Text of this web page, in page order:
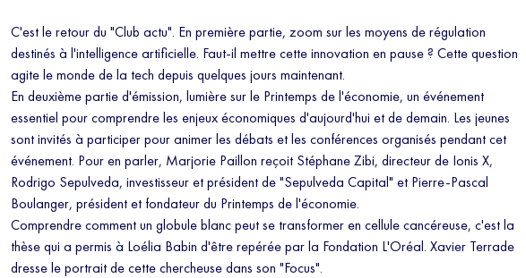
C'est le retour du "Club actu". En première partie, zoom sur les moyens de régulation
destinés à l'intelligence artificielle. Faut-il mettre cette innovation en pause ? Cette question
agite le monde de la tech depuis quelques jours maintenant.
En deuxième partie d'émission, lumière sur le Printemps de l'économie, un événement
essentiel pour comprendre les enjeux économiques d'aujourd'hui et de demain. Les jeunes
sont invités à participer pour animer les débats et les conférences organisés pendant cet
événement. Pour en parler, Marjorie Paillon reçoit Stéphane Zibi, directeur de Ionis X,
Rodrigo Sepulveda, investisseur et président de "Sepulveda Capital" et Pierre-Pascal
Boulanger, président et fondateur du Printemps de l'économie.
Comprendre comment un globule blanc peut se transformer en cellule cancéreuse, c'est la
thèse qui a permis à Loélia Babin d'être repérée par la Fondation L'Oréal. Xavier Terrade
dresse le portrait de cette chercheuse dans son "Focus".